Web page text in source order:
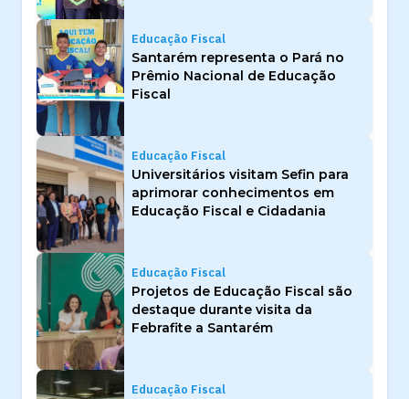
Educação Fiscal
Santarém representa o Pará no
Prêmio Nacional de Educação
Fiscal
Educação Fiscal
Universitários visitam Sefin para
aprimorar conhecimentos em
Educação Fiscal e Cidadania
Educação Fiscal
Projetos de Educação Fiscal são
destaque durante visita da
Febrafite a Santarém
Educação Fiscal